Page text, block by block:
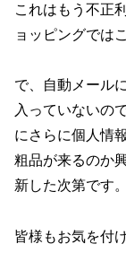
これはもう不正
ョッピングでは
で、自動メール
入っていないの
にさらに個人情
粗品が来るのか
新した次第です。
皆様もお気を付